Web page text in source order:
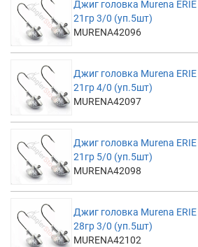
Джиг головка Murena ERIE
21гр 3/0 (уп.5шт)
MURENA42096
Джиг головка Murena ERIE
21гр 4/0 (уп.5шт)
MURENA42097
Джиг головка Murena ERIE
21гр 5/0 (уп.5шт)
MURENA42098
Джиг головка Murena ERIE
28гр 3/0 (уп.5шт)
MURENA42102